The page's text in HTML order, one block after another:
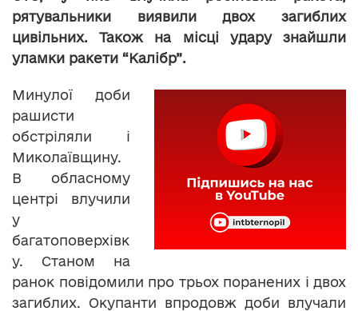
рятувальники виявили двох загиблих
цивільних. Також на місці удару знайшли
уламки ракети “Калібр”.
Минулої доби
рашисти
обстріляли і
Миколаївщину.
В обласному
центрі влучили
у
багатоповерхівк
у. Станом на
ранок повідомили про трьох поранених і двох
загиблих. Окупанти впродовж доби влучали